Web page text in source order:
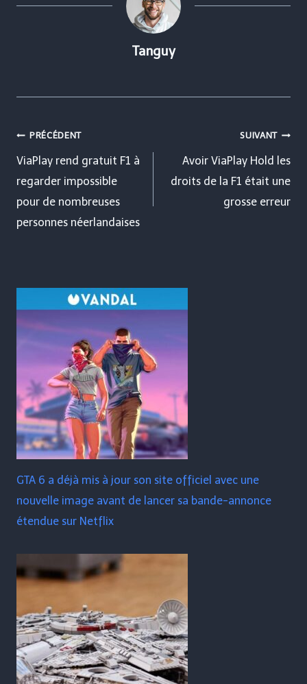
Tanguy
Navigation
de
l’article
PRÉCÉDENT
ViaPlay rend gratuit F1 à
regarder impossible
pour de nombreuses
personnes néerlandaises
SUIVANT
Avoir ViaPlay Hold les
droits de la F1 était une
grosse erreur
GTA 6 a déjà mis à jour son site officiel avec une
nouvelle image avant de lancer sa bande-annonce
étendue sur Netflix